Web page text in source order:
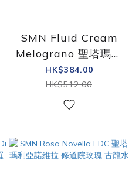
SMN Fluid Cream
Melograno 聖塔瑪利
亞諾維拉 石榴霜
250ml
HK$384.00
HK$512.00